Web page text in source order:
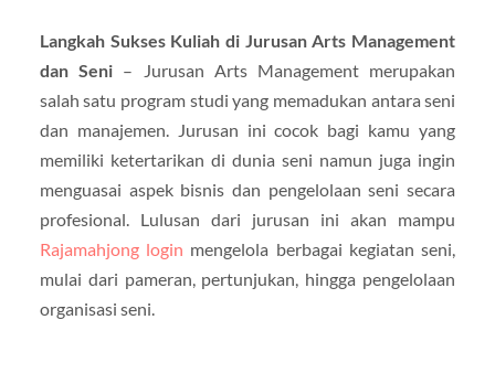
Langkah Sukses Kuliah di Jurusan Arts Management
dan Seni – Jurusan Arts Management merupakan
salah satu program studi yang memadukan antara seni
dan manajemen. Jurusan ini cocok bagi kamu yang
memiliki ketertarikan di dunia seni namun juga ingin
menguasai aspek bisnis dan pengelolaan seni secara
profesional. Lulusan dari jurusan ini akan mampu
Rajamahjong login mengelola berbagai kegiatan seni,
mulai dari pameran, pertunjukan, hingga pengelolaan
organisasi seni.